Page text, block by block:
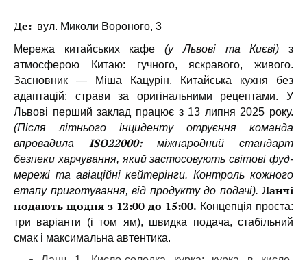
Де: вул. Миколи Вороного, 3
Мережа китайських кафе(у Львові та Києві) з
атмосферою Китаю: гучного, яскравого, живого.
Засновник — Міша Кацурін. Китайська кухня без
адаптацій: страви за оригінальними рецептами. У
Львові перший заклад працює з 13 липня 2025 року.
(Після літнього інциденту отруєння команда
впровадила ISO22000:міжнародний стандарт
безпеки харчування, який застосовують світові фуд-
мережі та авіаційні кейтерінги. Контроль кожного
етапу приготування, від продукту до подачі). Ланчі
подають щодня з 12:00 до 15:00. Концепція проста:
три варіанти (і том ям), швидка подача, стабільний
смак і максимальна автентика.